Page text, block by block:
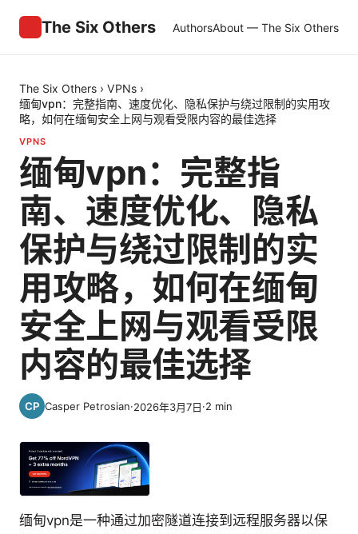
The Six Others AuthorsAbout — The Six Others
The Six Others › VPNs ›
缅甸vpn：完整指南、速度优化、隐私保护与绕过限制的实用攻
略，如何在缅甸安全上网与观看受限内容的最佳选择
VPNS
缅甸vpn：完整指
南、速度优化、隐私
保护与绕过限制的实
用攻略，如何在缅甸
安全上网与观看受限
内容的最佳选择
Casper Petrosian·2026年3月7日·2 min
缅甸vpn是一种通过加密隧道连接到远程服务器以保